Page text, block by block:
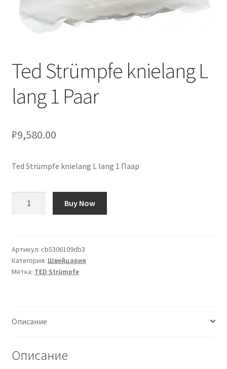
Ted Strümpfe knielang L
lang 1 Paar
₽9,580.00
Ted Strümpfe knielang L lang 1 Паар
knielang
L
lang
Buy Now
Артикул: cb5306109db3
Категория: Швейцария
Метка: TED Strümpfe
Описание
Описание